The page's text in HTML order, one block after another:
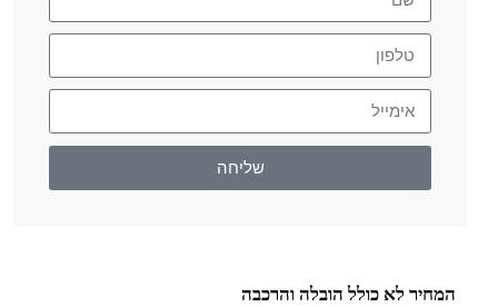
שליחה
המחיר לא כולל הובלה והרכבה